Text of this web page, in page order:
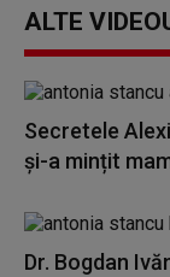
ALTE
Secretele
și-a mințit
Dr. Bogdan